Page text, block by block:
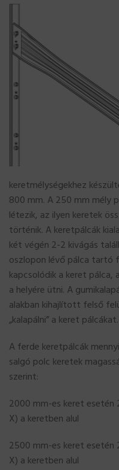
keretmélységekhez
800 mm. A 250 mm mély
létezik, az ilyen keretek
történik. A keretpálcák
két végén 2-2 kivágás
oszlopon lévő pálca tartó
kapcsolódik a keret pálca,
a helyére ütni. A
alakban kihajlított felső
„kalapálni” a keret pálcákat.
A ferde keretpálcák
salgó polc keretek
szerint:
2000 mm-es keret esetén
X) a keretben alul
2500 mm-es keret esetén
X) a keretben alul